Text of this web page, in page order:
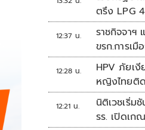
ตรึง LPG
ดันเงินหมุน
12:37 น.
ราชกิจจา
ขรก.การเมื
ยกฯ
12:28 น.
HPV ภัยเงี
หญิงไทยติ
12:21 น.
นิติเวชเริ่ม
รร. เปิดเก